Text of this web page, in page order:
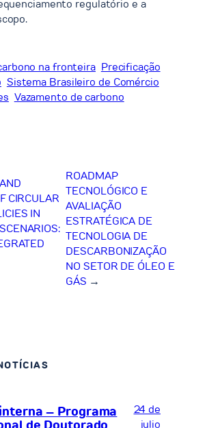
regulatório e a
na fronteira Precificação
Sistema Brasileiro de Comércio
Vazamento de carbono
CIRCULAR
IN
ROADMAP
TECNOLÓGICO E
AVALIAÇÃO
ESTRATÉGICA DE
TECNOLOGIA DE
DESCARBONIZAÇÃO
NO SETOR DE ÓLEO E
GÁS →
– Programa
24 de
julio